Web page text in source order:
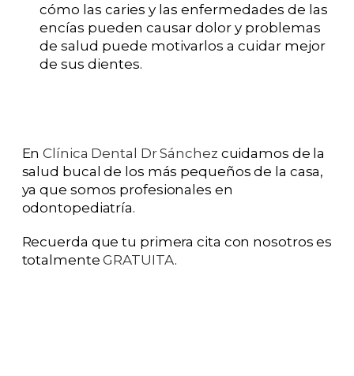
cómo las caries y las enfermedades de las
encías pueden causar dolor y problemas
de salud puede motivarlos a cuidar mejor
de sus dientes.
EnClínica Dental Dr Sánchez cuidamos de la
salud bucal de los más pequeños de la casa,
ya que somos profesionales en
odontopediatría.
Recuerda que tu primera cita con nosotros es
totalmenteGRATUITA.